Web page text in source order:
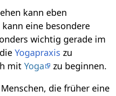
kann eben
eine besondere
wichtig gerade im
dieYogapraxis zu
mitYoga
zu beginnen.
die früher eine